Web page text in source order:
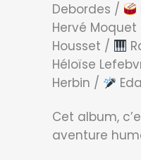
Debordes /
Hervé Moquet
Housset /
Héloïse
Herbin /
Cet album,
aventure